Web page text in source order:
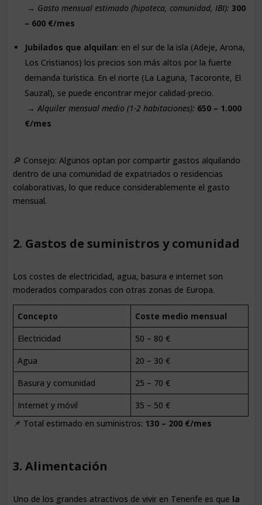
→ Gasto mensual estimado (hipoteca, comunidad, IBI): 300
– 600 €/mes
Jubilados que alquilan: en el sur de la isla (Adeje, Arona,
Los Cristianos) los precios son más altos por la fuerte
demanda turística. En el norte (La Laguna, Tacoronte, El
Sauzal), se puede encontrar mejor calidad-precio.
→Alquiler mensual medio (1-2 habitaciones): 650 – 1.000
€/mes
🔎 Consejo: Algunos optan por compartir gastos alquilando
dentro de una comunidad de expatriados o residencias
colaborativas, lo que reduce considerablemente el gasto
mensual.
2. Gastos de suministros y comunidad
Los costes de electricidad, agua, basura e internet son
moderados comparados con otras zonas de Europa.
Concepto
Coste medio mensual
Electricidad
50 – 80 €
Agua
20 – 30 €
Basura y comunidad
25 – 70 €
Internet y móvil
35 – 50 €
📌 Total estimado en suministros: 130 – 200 €/mes
3. Alimentación
Uno de los grandes atractivos de vivir en Tenerife es que la